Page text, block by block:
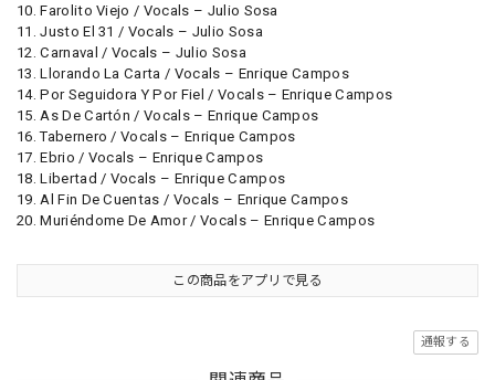
10. Farolito Viejo / Vocals – Julio Sosa
11. Justo El 31 / Vocals – Julio Sosa
12. Carnaval / Vocals – Julio Sosa
13. Llorando La Carta / Vocals – Enrique Campos
14. Por Seguidora Y Por Fiel / Vocals – Enrique Campos
15. As De Cartón / Vocals – Enrique Campos
16. Tabernero / Vocals – Enrique Campos
17. Ebrio / Vocals – Enrique Campos
18. Libertad / Vocals – Enrique Campos
19. Al Fin De Cuentas / Vocals – Enrique Campos
20. Muriéndome De Amor / Vocals – Enrique Campos
この商品をアプリで見る
通報する